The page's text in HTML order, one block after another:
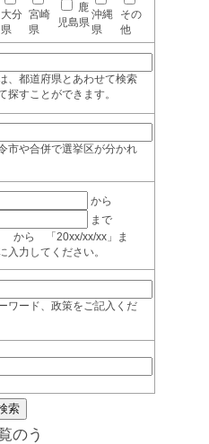
大分
県
宮崎
県
鹿
児島県
沖縄
県
その
他
、都道府県とあわせて検索
探すことができます。
市や合併で選挙区が分かれ
から
まで
から 「20xx/xx/xx」ま
力してください。
ワード、政策をご記入くだ
のう